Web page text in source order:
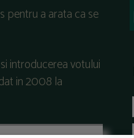
pentru a arata ca se
introducerea votului
in 2008 la